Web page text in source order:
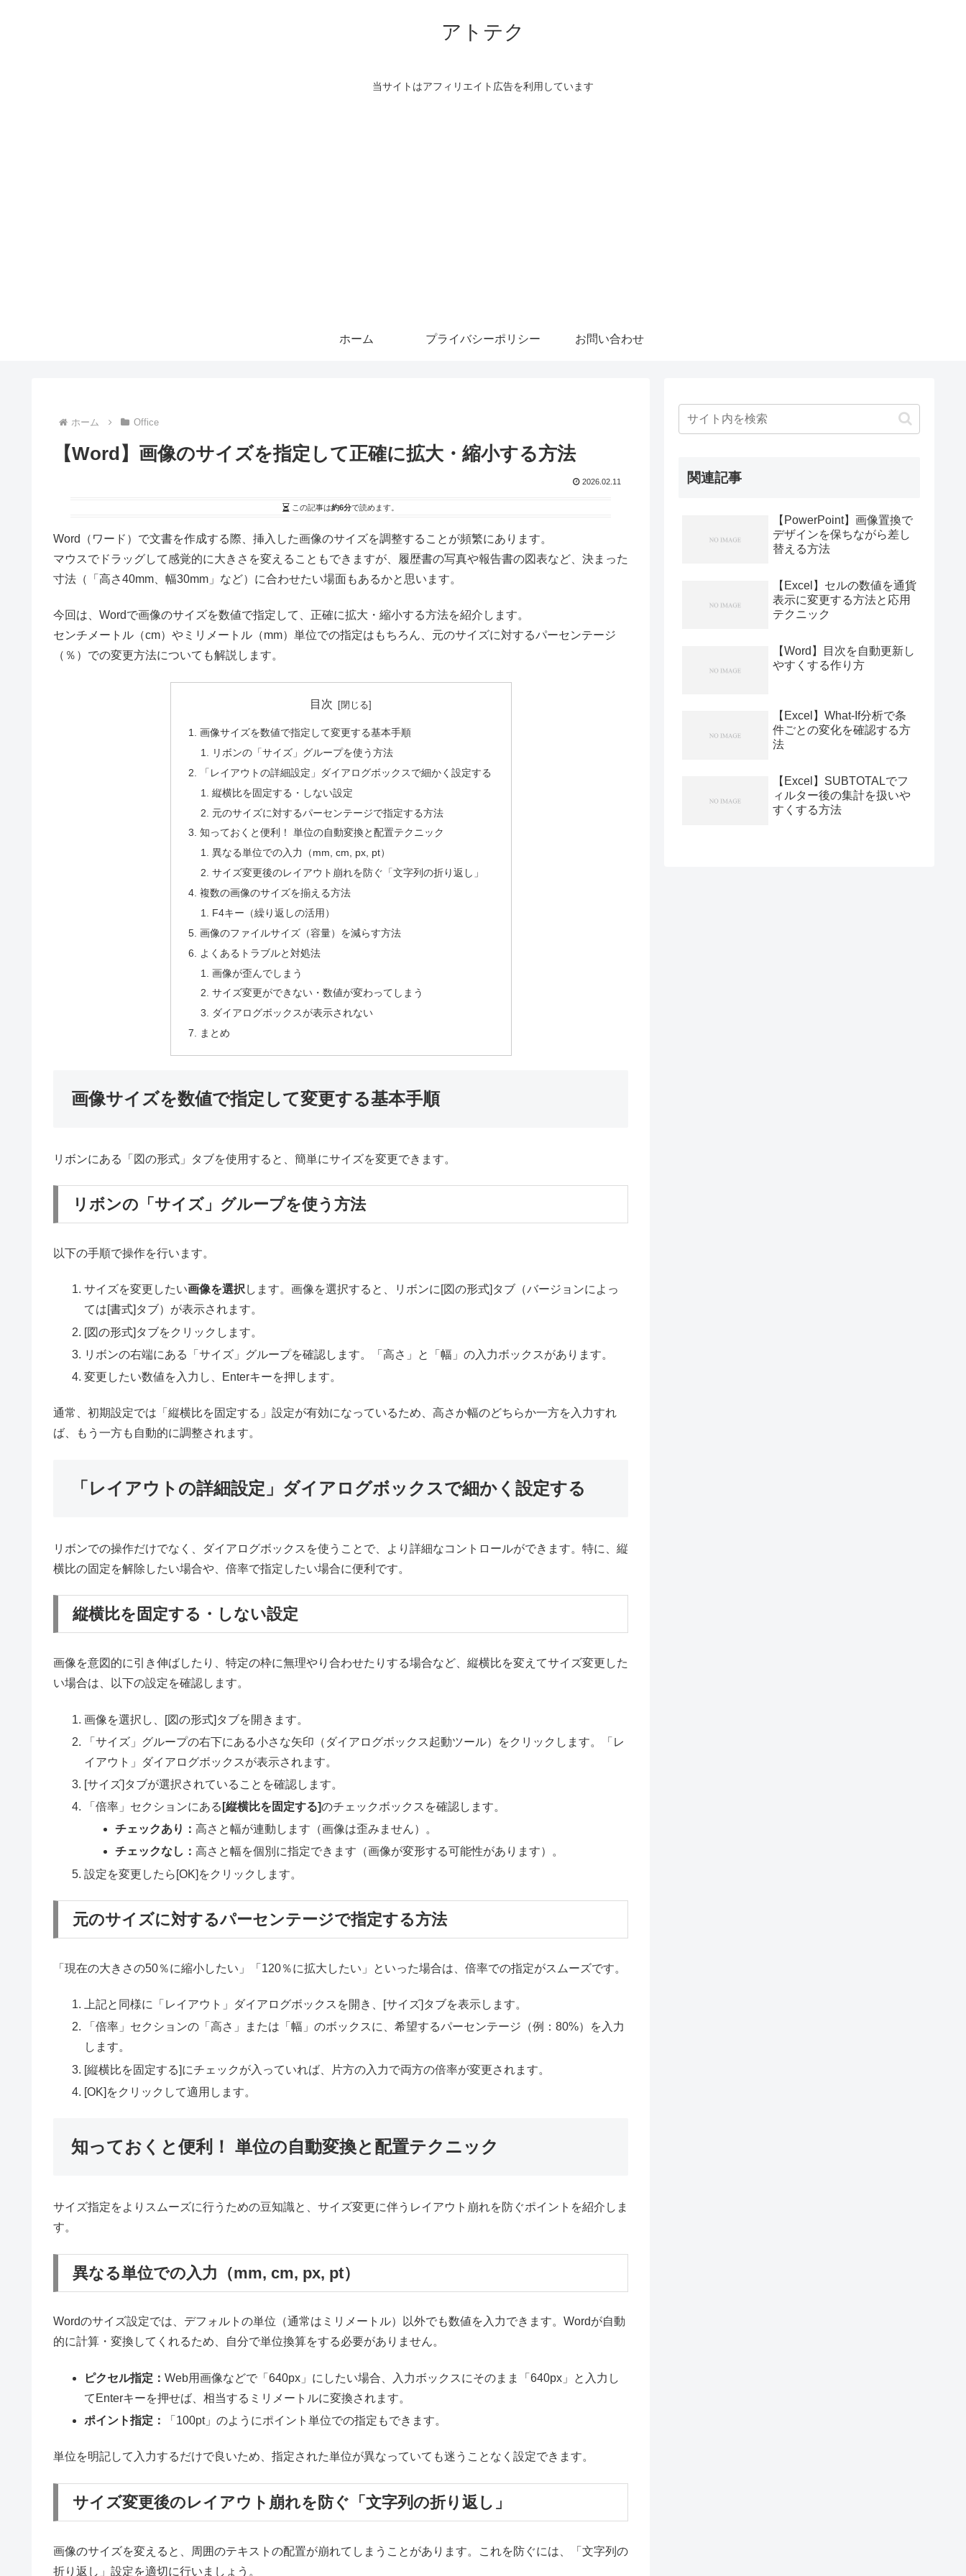
アトテク
当サイトはアフィリエイト広告を利用しています
ホーム プライバシーポリシー お問い合わせ
ホーム Office
【Word】画像のサイズを指定して正確に拡大・縮小する方法
2026.02.11
この記事は約6分で読めます。
Word（ワード）で文書を作成する際、挿入した画像のサイズを調整することが頻繁にあります。
マウスでドラッグして感覚的に大きさを変えることもできますが、履歴書の写真や報告書の図表など、決まった
寸法（「高さ40mm、幅30mm」など）に合わせたい場面もあるかと思います。
今回は、Wordで画像のサイズを数値で指定して、正確に拡大・縮小する方法を紹介します。
センチメートル（cm）やミリメートル（mm）単位での指定はもちろん、元のサイズに対するパーセンテージ
（％）での変更方法についても解説します。
目次
画像サイズを数値で指定して変更する基本手順
リボンの「サイズ」グループを使う方法
「レイアウトの詳細設定」ダイアログボックスで細かく設定する
縦横比を固定する・しない設定
元のサイズに対するパーセンテージで指定する方法
知っておくと便利！ 単位の自動変換と配置テクニック
異なる単位での入力（mm, cm, px, pt）
サイズ変更後のレイアウト崩れを防ぐ「文字列の折り返し」
複数の画像のサイズを揃える方法
F4キー（繰り返しの活用）
画像のファイルサイズ（容量）を減らす方法
よくあるトラブルと対処法
画像が歪んでしまう
サイズ変更ができない・数値が変わってしまう
ダイアログボックスが表示されない
まとめ
画像サイズを数値で指定して変更する基本手順
リボンにある「図の形式」タブを使用すると、簡単にサイズを変更できます。
リボンの「サイズ」グループを使う方法
以下の手順で操作を行います。
サイズを変更したい画像を選択します。画像を選択すると、リボンに[図の形式]タブ（バージョンによっ
ては[書式]タブ）が表示されます。
[図の形式]タブをクリックします。
リボンの右端にある「サイズ」グループを確認します。「高さ」と「幅」の入力ボックスがあります。
変更したい数値を入力し、Enterキーを押します。
通常、初期設定では「縦横比を固定する」設定が有効になっているため、高さか幅のどちらか一方を入力すれ
ば、もう一方も自動的に調整されます。
「レイアウトの詳細設定」ダイアログボックスで細かく設定する
リボンでの操作だけでなく、ダイアログボックスを使うことで、より詳細なコントロールができます。特に、縦
横比の固定を解除したい場合や、倍率で指定したい場合に便利です。
縦横比を固定する・しない設定
画像を意図的に引き伸ばしたり、特定の枠に無理やり合わせたりする場合など、縦横比を変えてサイズ変更した
い場合は、以下の設定を確認します。
画像を選択し、[図の形式]タブを開きます。
「サイズ」グループの右下にある小さな矢印（ダイアログボックス起動ツール）をクリックします。「レ
イアウト」ダイアログボックスが表示されます。
[サイズ]タブが選択されていることを確認します。
「倍率」セクションにある [縦横比を固定する]のチェックボックスを確認します。
チェックあり：高さと幅が連動します（画像は歪みません）。
チェックなし： 高さと幅を個別に指定できます（画像が変形する可能性があります）。
設定を変更したら[OK]をクリックします。
元のサイズに対するパーセンテージで指定する方法
「現在の大きさの50％に縮小したい」「120％に拡大したい」といった場合は、倍率での指定がスムーズです。
上記と同様に「レイアウト」ダイアログボックスを開き、[サイズ]タブを表示します。
「倍率」セクションの「高さ」または「幅」のボックスに、希望するパーセンテージ（例：80%）を入力
します。
[縦横比を固定する]にチェックが入っていれば、片方の入力で両方の倍率が変更されます。
[OK]をクリックして適用します。
知っておくと便利！ 単位の自動変換と配置テクニック
サイズ指定をよりスムーズに行うための豆知識と、サイズ変更に伴うレイアウト崩れを防ぐポイントを紹介しま
す。
異なる単位での入力（mm, cm, px, pt）
Wordのサイズ設定では、デフォルトの単位（通常はミリメートル）以外でも数値を入力できます。Wordが自動
的に計算・変換してくれるため、自分で単位換算をする必要がありません。
ピクセル指定：Web用画像などで「640px」にしたい場合、入力ボックスにそのまま「640px」と入力し
てEnterキーを押せば、相当するミリメートルに変換されます。
ポイント指定：
「100pt」のようにポイント単位での指定もできます。
単位を明記して入力するだけで良いため、指定された単位が異なっていても迷うことなく設定できます。
サイズ変更後のレイアウト崩れを防ぐ「文字列の折り返し」
画像のサイズを変えると、周囲のテキストの配置が崩れてしまうことがあります。これを防ぐには、「文字列の
折り返し」設定を適切に行いましょう。
関連記事
【PowerPoint】画像置換で
デザインを保ちながら差し
替える方法
【Excel】セルの数値を通貨
表示に変更する方法と応用
テクニック
【Word】目次を自動更新し
やすくする作り方
【Excel】What-If分析で条
件ごとの変化を確認する方
法
【Excel】SUBTOTALでフ
ィルター後の集計を扱いや
すくする方法